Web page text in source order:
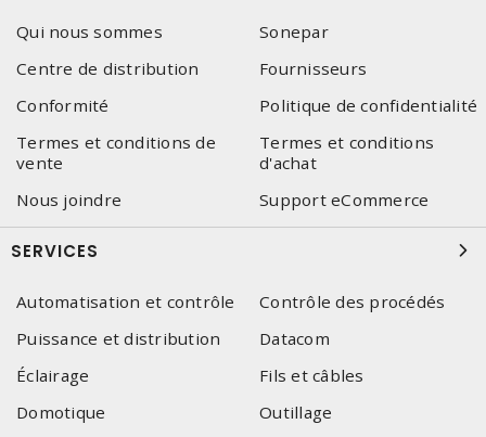
Qui nous sommes
Sonepar
Centre de distribution
Fournisseurs
Conformité
Politique de confidentialité
Termes et conditions de
vente
Termes et conditions
d'achat
Nous joindre
Support eCommerce
SERVICES
Automatisation et contrôle
Contrôle des procédés
Puissance et distribution
Datacom
Éclairage
Fils et câbles
Domotique
Outillage